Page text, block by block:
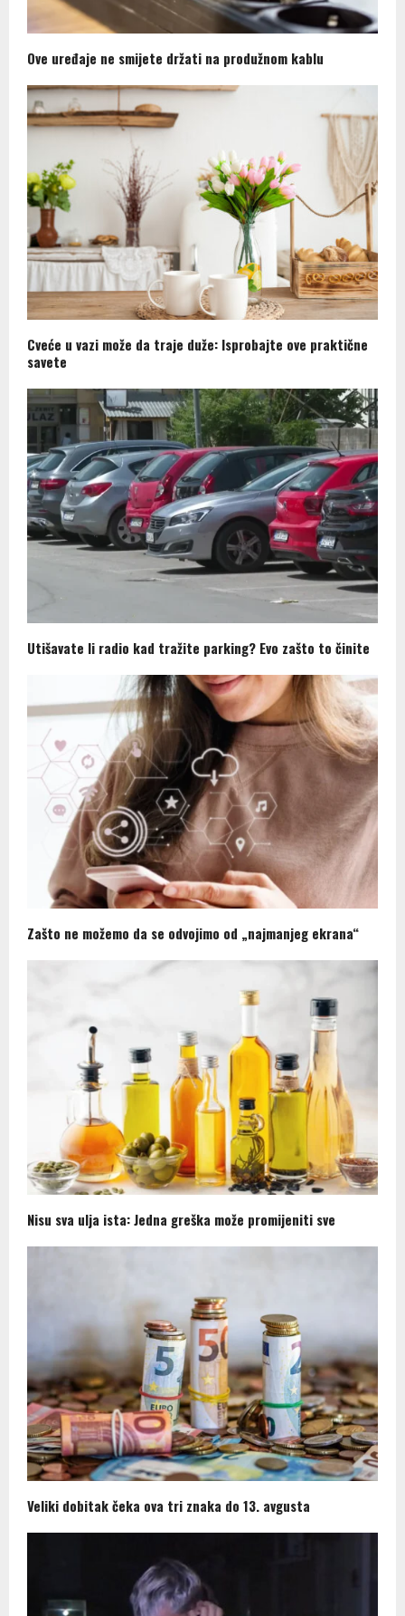
Ove uređaje ne smijete držati na produžnom kablu
Cveće u vazi može da traje duže: Isprobajte ove praktične
savete
Utišavate li radio kad tražite parking? Evo zašto to činite
Zašto ne možemo da se odvojimo od „najmanjeg ekrana“
Nisu sva ulja ista: Jedna greška može promijeniti sve
Veliki dobitak čeka ova tri znaka do 13. avgusta